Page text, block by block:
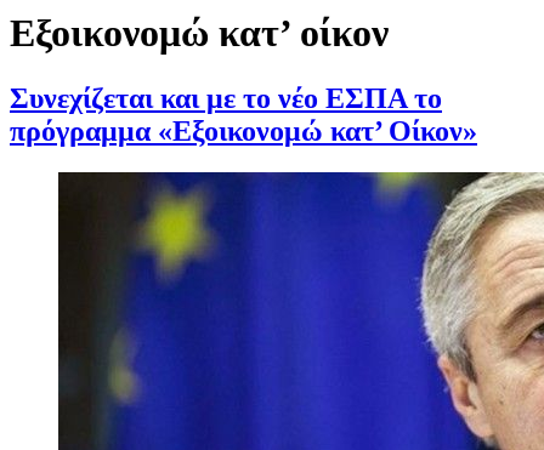
Εξοικονομώ κατ’ οίκον
Συνεχίζεται και με το νέο ΕΣΠΑ το
πρόγραμμα «Εξοικονομώ κατ’ Οίκον»